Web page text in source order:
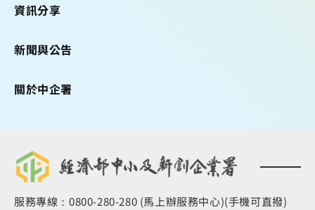
資訊分享
新聞與公告
關於中企署
服務專線：0800-280-280 (馬上辦服務中心)(手機可直撥)